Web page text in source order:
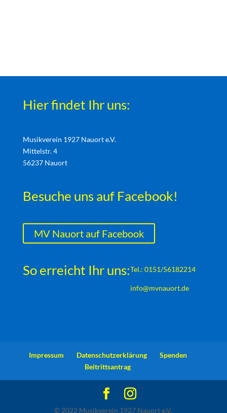
Hier findet Ihr uns:
Musikverein 1927 Nauort e.V.
Mittelstr. 4
56237 Nauort
Besuche uns auf Facebook!
MV Nauort auf Facebook
So erreicht Ihr uns:Tel.: 0151/56182214
info@mvnauort.de
Impressum Datenschutzerklärung
Spenden
Beitrittsantrag
© 2022 Musikverein 1927 Nauort e.V.